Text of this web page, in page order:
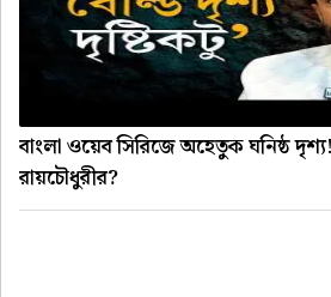
বাংলা ওয়েব সিরিজে অহেতুক ঘনিষ্ঠ
রায়চৌধুরীর?